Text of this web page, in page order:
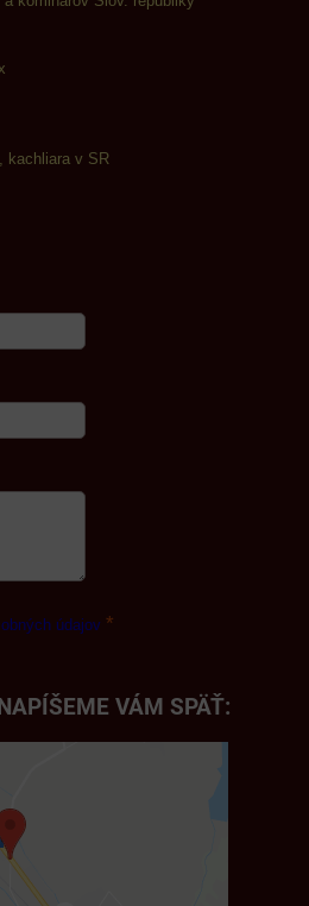
kachliara v SR
údajov *
VÁM SPÄŤ: